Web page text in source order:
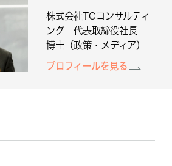
株式会社TCコンサルティ
ング 代表取締役社長
博士（政策・メディア）
プロフィールを見る